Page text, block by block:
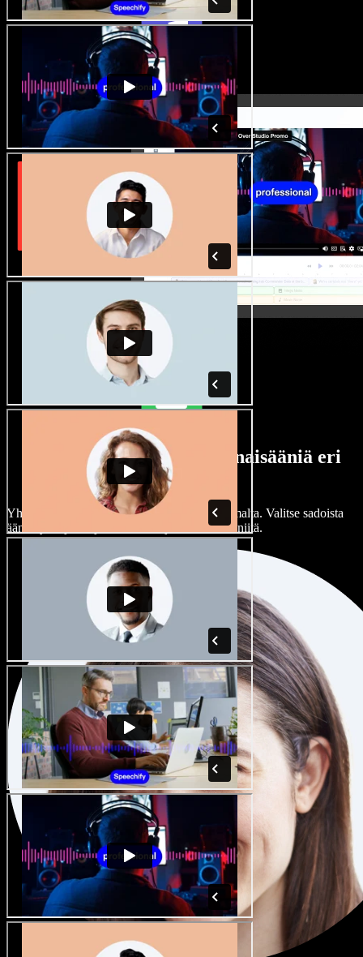
Laaja valikoima mies- ja naisääniä eri
aksenteilla
Yhdenkään projektin ei tarvitse kuulostaa samalta. Valitse sadoista
ääninäyttelijöistä ja aksenteista ja hienosäädä niitä.